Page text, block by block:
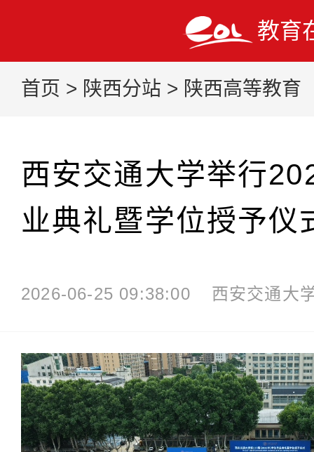
教育
首页 > 陕西分站 > 陕西高等教育
西安交通大学举行
业典礼暨学位授予仪
2026-06-25 09:38:00 西安交通大